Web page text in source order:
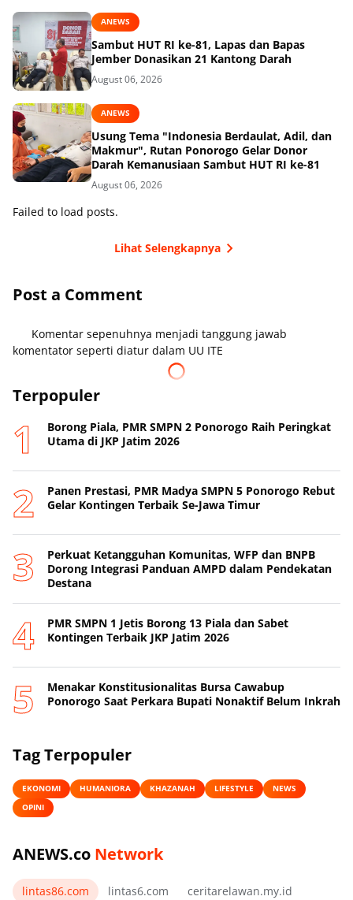
ANEWS
Sambut HUT RI ke-81, Lapas dan Bapas
Jember Donasikan 21 Kantong Darah
August 06, 2026
ANEWS
Usung Tema "Indonesia Berdaulat, Adil, dan
Makmur", Rutan Ponorogo Gelar Donor
Darah Kemanusiaan Sambut HUT RI ke-81
August 06, 2026
Failed to load posts.
Lihat Selengkapnya
Post a Comment
Komentar sepenuhnya menjadi tanggung jawab
komentator seperti diatur dalam UU ITE
Terpopuler
Borong Piala, PMR SMPN 2 Ponorogo Raih Peringkat
Utama di JKP Jatim 2026
Panen Prestasi, PMR Madya SMPN 5 Ponorogo Rebut
Gelar Kontingen Terbaik Se-Jawa Timur
Perkuat Ketangguhan Komunitas, WFP dan BNPB
Dorong Integrasi Panduan AMPD dalam Pendekatan
Destana
PMR SMPN 1 Jetis Borong 13 Piala dan Sabet
Kontingen Terbaik JKP Jatim 2026
Menakar Konstitusionalitas Bursa Cawabup
Ponorogo Saat Perkara Bupati Nonaktif Belum Inkrah
Tag Terpopuler
EKONOMI HUMANIORA KHAZANAH LIFESTYLE
NEWS
OPINI
ANEWS.co Network
lintas86.com lintas6.com ceritarelawan.my.id